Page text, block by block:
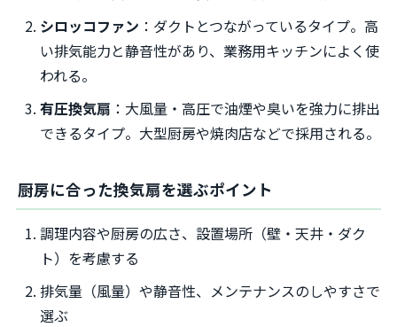
シロッコファン ：ダクトとつながっているタイプ。高
い排気能力と静音性があり、業務用キッチンによく使
われる。
有圧換気扇 ：大風量・高圧で油煙や臭いを強力に排出
できるタイプ。大型厨房や焼肉店などで採用される。
厨房に合った換気扇を選ぶポイント
調理内容や厨房の広さ、設置場所（壁・天井・ダク
ト）を考慮する
排気量（風量）や静音性、メンテナンスのしやすさで
選ぶ